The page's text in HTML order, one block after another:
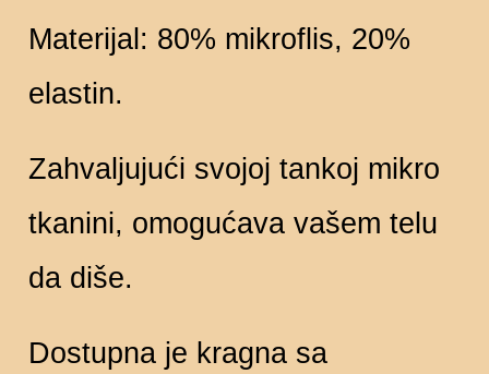
Materijal: 80% mikroflis, 20%
elastin.
Zahvaljujući svojoj tankoj mikro
tkanini, omogućava vašem telu
da diše.
Dostupna je kragna sa